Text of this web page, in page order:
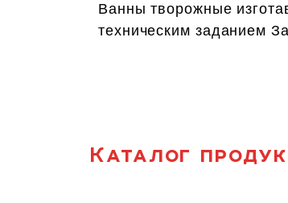
Ванны творожные
техническим заданием
Каталог